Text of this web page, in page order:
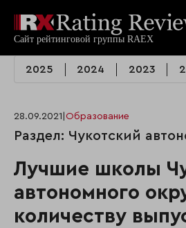
2025 2024 2023
28.09.2021 Образование
Раздел: Чукотский
Лучшие школы
автономного
количеству